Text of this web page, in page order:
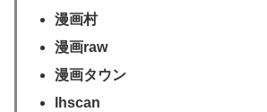
漫画村
漫画raw
漫画タウン
lhscan